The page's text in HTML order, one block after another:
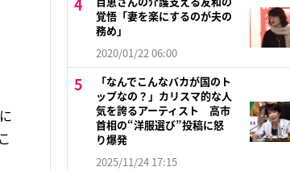
覚悟「妻を楽にするのが夫の
務め」
2020/01/22 06:00
「なんでこんなバカが国のト
ップなの？」カリスマ的な人
気を誇るアーティスト 高市
首相の“洋服選び”投稿に怒
り爆発
2025/11/24 17:15